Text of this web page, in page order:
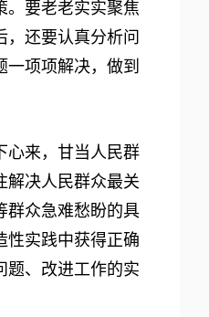
。要老老实实聚焦
还要认真分析问
项项解决，做到
来，甘当人民群
解决人民群众最关
群众急难愁盼的具
性实践中获得正确
题、改进工作的实